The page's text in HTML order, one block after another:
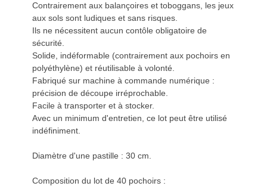
Contrairement aux balançoires et toboggans, les jeux
aux sols sont ludiques et sans risques.
Ils ne nécessitent aucun contôle obligatoire de
sécurité.
Solide, indéformable (contrairement aux pochoirs en
polyéthylène) et réutilisable à volonté.
Fabriqué sur machine à commande numérique :
précision de découpe irréprochable.
Facile à transporter et à stocker.
Avec un minimum d'entretien, ce lot peut être utilisé
indéfiniment.
Diamètre d'une pastille : 30 cm.
Composition du lot de 40 pochoirs :